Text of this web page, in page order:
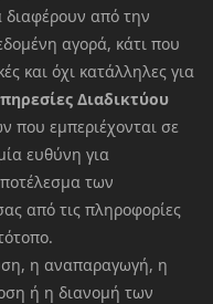
διαφέρουν από την
αγορά, κάτι που
και όχι κατάλληλες για
Διαδικτύου
που εμπεριέχονται σε
ευθύνη για
των
από τις πληροφορίες
η αναπαραγωγή, η
ή η διανομή των